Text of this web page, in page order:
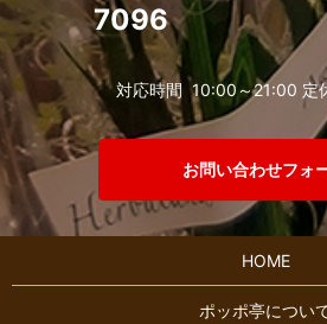
7096
対応時間 10:00～21:00 定
お問い合わせフォ
HOME
ポッポ亭につい